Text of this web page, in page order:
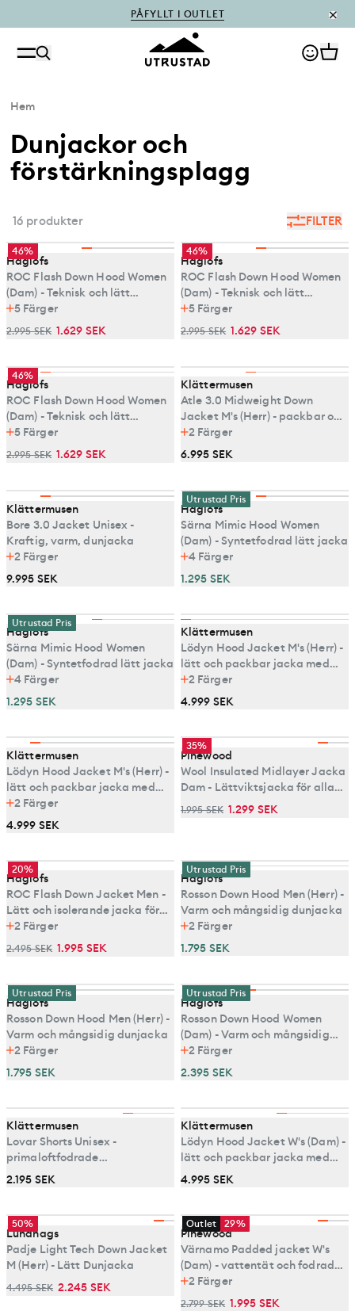
PÅFYLLT I OUTLET
Hem
Dunjackor och
förstärkningsplagg
FILTER
16 produkter
46%
Haglöfs
ROC Flash Down Hood Women
(Dam) - Teknisk och lätt
dunjacka med huva för alpina
5 Färger
2.995 SEK 1.629 SEK
46%
Haglöfs
ROC Flash Down Hood Women
(Dam) - Teknisk och lätt
dunjacka med huva för alpina
5 Färger
2.995 SEK 1.629 SEK
46%
Haglöfs
ROC Flash Down Hood Women
(Dam) - Teknisk och lätt
dunjacka med huva för alpina
äventyr
5 Färger
2.995 SEK 1.629 SEK
Klättermusen
Atle 3.0 Midweight Down
Jacket M's (Herr) - packbar och
varm dunjacka
2 Färger
6.995 SEK
Klättermusen
Bore 3.0 Jacket Unisex -
Kraftig, varm, dunjacka
2 Färger
9.995 SEK
Utrustad Pris
Haglöfs
Särna Mimic Hood Women
(Dam) - Syntetfodrad lätt jacka
4 Färger
1.295 SEK
Utrustad Pris
Haglöfs
Särna Mimic Hood Women
(Dam) - Syntetfodrad lätt jacka
4 Färger
1.295 SEK
Klättermusen
Lödyn Hood Jacket M's (Herr) -
lätt och packbar jacka med
syntetisolering
2 Färger
4.999 SEK
Klättermusen
Lödyn Hood Jacket M's (Herr) -
lätt och packbar jacka med
syntetisolering
2 Färger
4.999 SEK
35%
Pinewood
Wool Insulated Midlayer Jacka
Dam - Lättviktsjacka för alla
väderförhållanden
1.995 SEK 1.299 SEK
20%
Haglöfs
ROC Flash Down Jacket Men -
Lätt och isolerande jacka för
alpina äventyr
2 Färger
2.495 SEK 1.995 SEK
Utrustad Pris
Haglöfs
Rosson Down Hood Men (Herr) -
Varm och mångsidig dunjacka
2 Färger
1.795 SEK
Utrustad Pris
Haglöfs
Rosson Down Hood Men (Herr) -
Varm och mångsidig dunjacka
2 Färger
1.795 SEK
Utrustad Pris
Haglöfs
Rosson Down Hood Women
(Dam) - Varm och mångsidig
dunjacka
2 Färger
2.395 SEK
Klättermusen
Lovar Shorts Unisex -
primaloftfodrade
isoleringsshorts
2.195 SEK
Klättermusen
Lödyn Hood Jacket W's (Dam) -
lätt och packbar jacka med
syntetisolering
4.995 SEK
50%
Lundhags
Padje Light Tech Down Jacket
M (Herr) - Lätt Dunjacka
4.495 SEK 2.245 SEK
Outlet 29%
Pinewood
Värnamo Padded jacket W's
(Dam) - vattentät och fodrad
jacka
2 Färger
2.799 SEK 1.995 SEK